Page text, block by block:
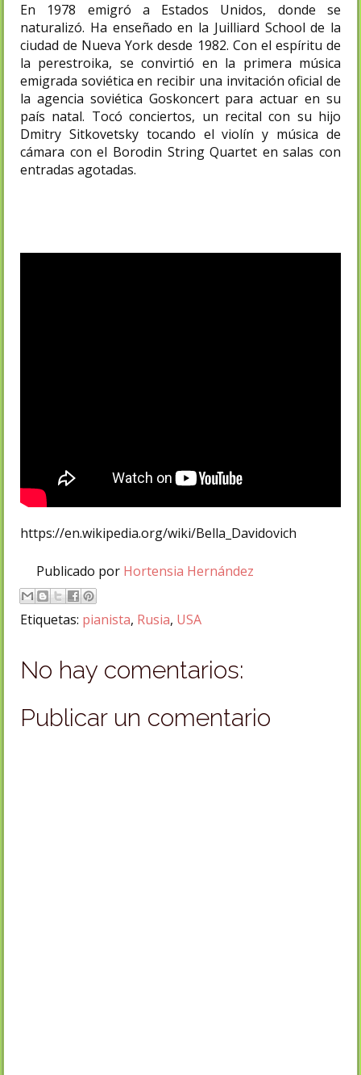
En 1978 emigró a Estados Unidos, donde se
naturalizó. Ha enseñado en la Juilliard School de la
ciudad de Nueva York desde 1982. Con el espíritu de
la perestroika, se convirtió en la primera música
emigrada soviética en recibir una invitación oficial de
la agencia soviética Goskoncert para actuar en su
país natal. Tocó conciertos, un recital con su hijo
Dmitry Sitkovetsky tocando el violín y música de
cámara con el Borodin String Quartet en salas con
entradas agotadas.
https://en.wikipedia.org/wiki/Bella_Davidovich
Publicado por Hortensia Hernández
Etiquetas: pianista, Rusia, USA
No hay comentarios:
Publicar un comentario